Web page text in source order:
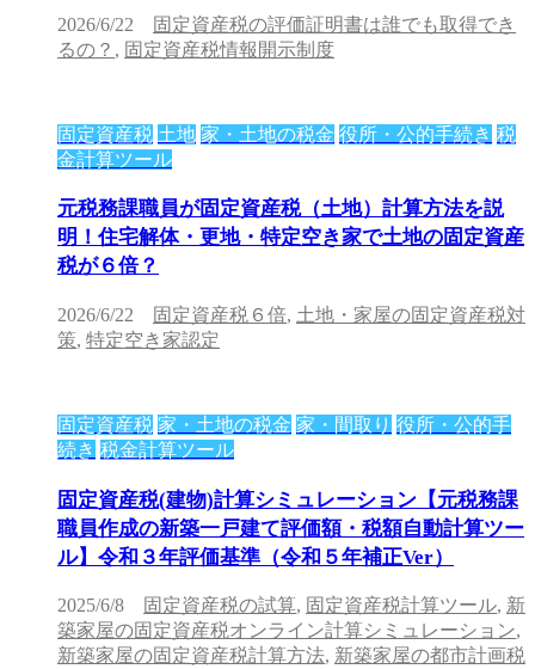
2026/6/22
固定資産税の評価証明書は誰でも取得でき
るの？ , 固定資産税情報開示制度
固定資産税 土地 家・土地の税金 役所・公的手続き 税
金計算ツール
元税務課職員が固定資産税（土地）計算方法を説
明！住宅解体・更地・特定空き家で土地の固定資産
税が６倍？
2026/6/22 固定資産税６倍, 土地・家屋の固定資産税対
策, 特定空き家認定
固定資産税 家・土地の税金 家・間取り 役所・公的手
続き 税金計算ツール
固定資産税(建物)計算シミュレーション【元税務課
職員作成の新築一戸建て評価額・税額自動計算ツー
ル】令和３年評価基準（令和５年補正Ver）
2025/6/8 固定資産税の試算, 固定資産税計算ツール, 新
築家屋の固定資産税オンライン計算シミュレーション,
新築家屋の固定資産税計算方法, 新築家屋の都市計画税